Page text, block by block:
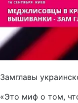
Замглавы
«Это миф о том,